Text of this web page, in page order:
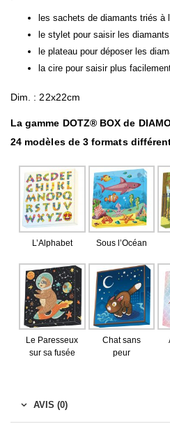
les sachets de diamants triés à
le stylet pour saisir les
le plateau pour déposer les
la cire pour saisir plus
Dim. : 22x22cm
La gamme DOTZ® BOX de
24 modèles de 3 formats
L’Alphabet Sous l’Océan
Le Paresseux
sur sa fusée
Chat sans
peur
AVIS (0)